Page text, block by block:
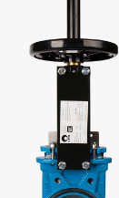
9, пав. 31